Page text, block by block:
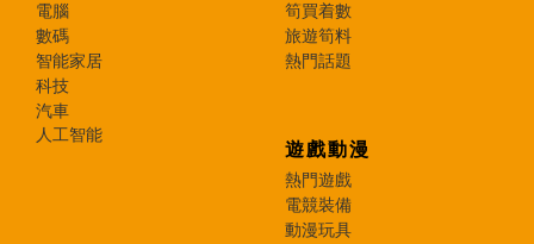
電腦
數碼
智能家居
科技
汽車
人工智能
筍買着數
旅遊筍料
熱門話題
遊戲動漫
熱門遊戲
電競裝備
動漫玩具